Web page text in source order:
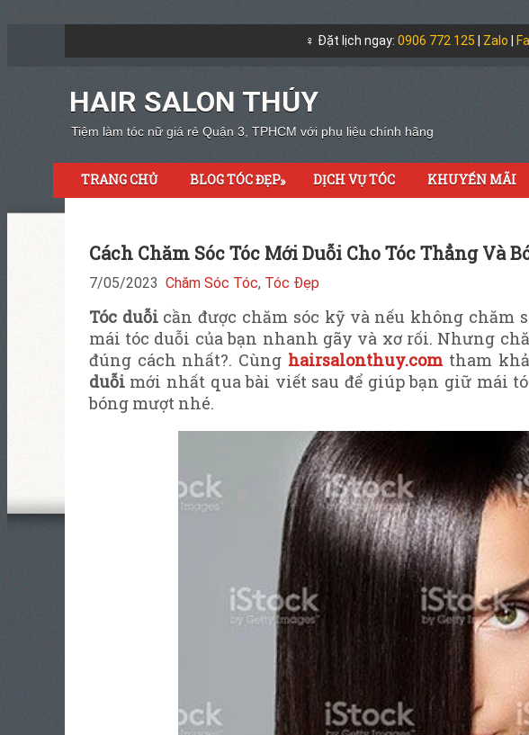
*Expires Headers
‍♀️ Đặt lịch ngay: 0906 772 125 Zalo
HAIR SALON THÚY
Tiệm làm tóc nữ giá rẻ Quận 3, TPHCM với phụ liệu chính hãng
TRANG CHỦ BLOG TÓC ĐẸP» DỊCH VỤ TÓC KHUYẾN MÃI
Cách Chăm Sóc Tóc Mới Duỗi Cho Tóc Thẳng Và
7/05/2023 Chăm Sóc Tóc, Tóc Đẹp
Tóc duỗicần được chăm sóc kỹ và nếu không chăm
mái tóc duỗi của bạn nhanh gãy và xơ rối. Nhưng
đúng cách nhất?. Cùng hairsalonthuy.com tham
duỗimới nhất qua bài viết sau để giúp bạn giữ mái
bóng mượt nhé.